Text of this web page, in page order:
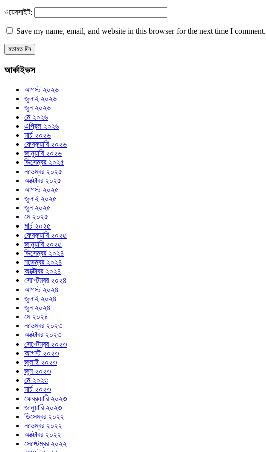
ওয়েবসাইট:
Save my name, email, and website in this browser for the next time I comment.
আর্কাইভস
আগস্ট ২০২৬
জুলাই ২০২৬
জুন ২০২৬
মে ২০২৬
এপ্রিল ২০২৬
মার্চ ২০২৬
ফেব্রুয়ারি ২০২৬
জানুয়ারি ২০২৬
ডিসেম্বর ২০২৫
নভেম্বর ২০২৫
অক্টোবর ২০২৫
আগস্ট ২০২৫
জুলাই ২০২৫
জুন ২০২৫
মে ২০২৫
মার্চ ২০২৫
ফেব্রুয়ারি ২০২৫
জানুয়ারি ২০২৫
ডিসেম্বর ২০২৪
নভেম্বর ২০২৪
অক্টোবর ২০২৪
সেপ্টেম্বর ২০২৪
আগস্ট ২০২৪
জুলাই ২০২৪
জুন ২০২৪
মে ২০২৪
নভেম্বর ২০২৩
অক্টোবর ২০২৩
সেপ্টেম্বর ২০২৩
আগস্ট ২০২৩
জুলাই ২০২৩
জুন ২০২৩
মে ২০২৩
মার্চ ২০২৩
ফেব্রুয়ারি ২০২৩
জানুয়ারি ২০২৩
ডিসেম্বর ২০২২
নভেম্বর ২০২২
অক্টোবর ২০২২
সেপ্টেম্বর ২০২২